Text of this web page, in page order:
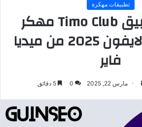
تطبيقات مهكرة
تحميل تطبيق Timo Club مهكر
للاندرويد والايفون 2025 من ميديا
فاير
أرسلمارس 22, 2025 0 5 دقائق